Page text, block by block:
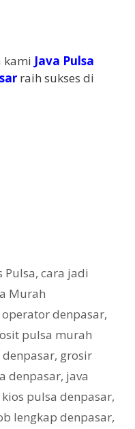
kami Java Pulsa
raih sukses di
Pulsa,cara jadi
Murah
denpasar,
pulsa murah
, grosir
denpasar, java
kios pulsa denpasar,
lengkap denpasar,